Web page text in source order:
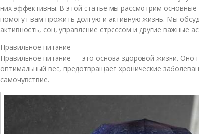
них эффективны. В этой статье мы рассмотрим основные
помогут вам прожить долгую и активную жизнь. Мы
активность, сон, управление стрессом и другие важные
Правильное питание
Правильное питание — это основа здоровой жизни. Оно
оптимальный вес, предотвращает хронические
самочувствие.